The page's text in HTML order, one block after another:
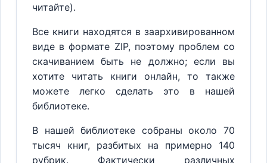
читайте).
Все книги находятся в заархивированном
виде в формате ZIP, поэтому проблем со
скачиванием быть не должно; если вы
хотите читать книги онлайн, то также
можете легко сделать это в нашей
библиотеке.
В нашей библиотеке собраны около 70
тысяч книг, разбитых на примерно 140
рубрик. Фактически различных